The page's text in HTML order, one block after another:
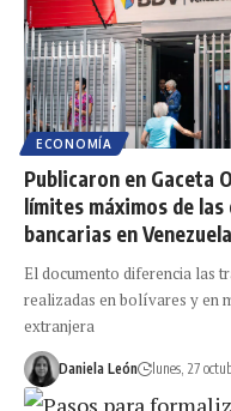
ECONOMÍA
Publicaron en Gaceta
límites máximos de
bancarias en Venezuela
El documento diferencia las
realizadas en bolívares y en
extranjera
Daniela León lunes, 27